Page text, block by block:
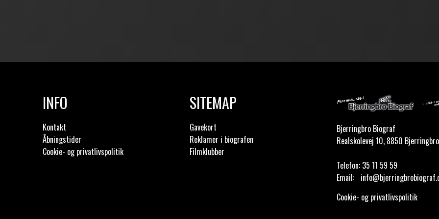
INFO
Kontakt
Åbningstider
Cookie- og privatlivspolitik
SITEMAP
Gavekort
Reklamer i biografen
Filmklubber
Bjerringbro Biograf
Realskolevej 10, 8850 Bjerringbro
Telefon: 35 11 59 59
Email:
Cookie- og privatlivspolitik